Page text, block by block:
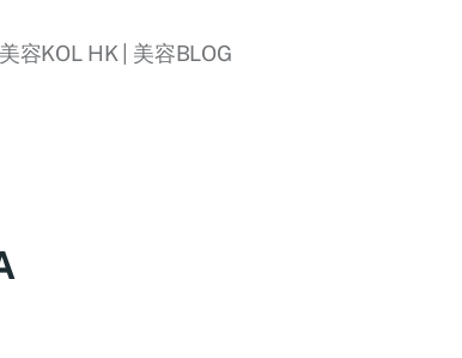
美容KOL HK | 美容BLOG